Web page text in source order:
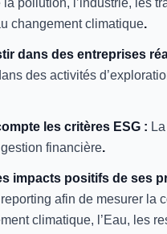
pollution, l’industrie, les
changement climatique.
dans des entreprises
des activités
les critères ESG :
financière.
impacts positifs de ses
afin de mesurer la
climatique, l’Eau, les